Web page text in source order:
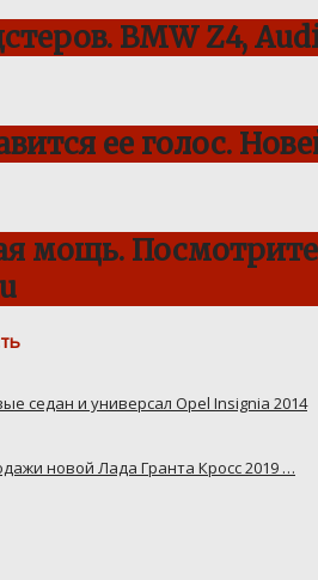
BMW Z4,
ее голос.
мощь. Посмотрите
седан и универсал Opel Insignia 2014
новой Лада Гранта Кросс 2019 …